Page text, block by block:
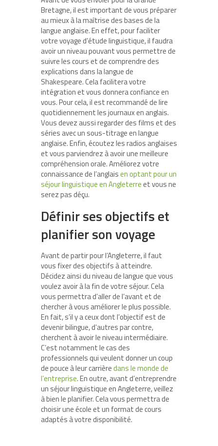
Bretagne, il est important de vous préparer
au mieux à la maîtrise des bases de la
langue anglaise. En effet, pour faciliter
votre voyage d’étude linguistique, il faudra
avoir un niveau pouvant vous permettre de
suivre les cours et de comprendre des
explications dans la langue de
Shakespeare. Cela facilitera votre
intégration et vous donnera confiance en
vous. Pour cela, il est recommandé de lire
quotidiennement les journaux en anglais.
Vous devez aussi regarder des films et des
séries avec un sous-titrage en langue
anglaise. Enfin, écoutez les radios anglaises
et vous parviendrez à avoir une meilleure
compréhension orale. Améliorez votre
connaissance de l’anglaisen optant pour un
séjour linguistique en Angleterreet vous ne
serez pas déçu.
Définir ses objectifs et
planifier son voyage
Avant de partir pour l’Angleterre, il faut
vous fixer des objectifs à atteindre.
Décidez ainsi du niveau de langue que vous
voulez avoir à la fin de votre séjour. Cela
vous permettra d’aller de l’avant et de
chercher à vous améliorer le plus possible.
En fait, s’il y a ceux dont l’objectif est de
devenir bilingue, d’autres par contre,
cherchent à avoir le niveau intermédiaire.
C’est notamment le cas des
professionnels qui veulent donner un coup
de pouce à leur carrièredans le monde de
l’entreprise. En outre, avant d’entreprendre
un séjour linguistique en Angleterre, veillez
à bien le planifier. Cela vous permettra de
choisir une école et un format de cours
adaptés à votre disponibilité.